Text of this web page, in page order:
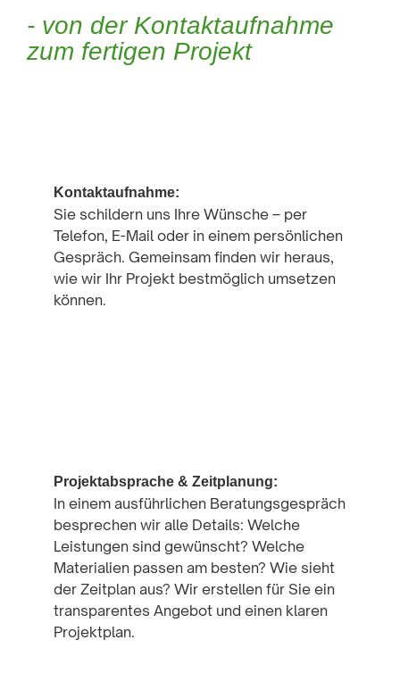
- von der Kontaktaufnahme
zum fertigen Projekt
Kontaktaufnahme:
Sie schildern uns Ihre Wünsche – per
Telefon, E-Mail oder in einem persönlichen
Gespräch. Gemeinsam finden wir heraus,
wie wir Ihr Projekt bestmöglich umsetzen
können.
Projektabsprache & Zeitplanung:
In einem ausführlichen Beratungsgespräch
besprechen wir alle Details: Welche
Leistungen sind gewünscht? Welche
Materialien passen am besten? Wie sieht
der Zeitplan aus? Wir erstellen für Sie ein
transparentes Angebot und einen klaren
Projektplan.